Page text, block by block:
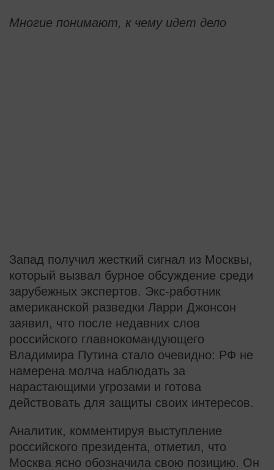
Многие понимают, к чему идет дело
Запад получил жесткий сигнал из Москвы,
который вызвал бурное обсуждение среди
зарубежных экспертов. Экс-работник
американской разведки Ларри Джонсон
заявил, что после недавних слов
российского главнокомандующего
Владимира Путина стало очевидно: РФ не
намерена молча наблюдать за
нарастающими угрозами и готова
действовать для защиты своих интересов.
Аналитик, комментируя выступление
российского президента, отметил, что
Москва ясно обозначила свою позицию. Он